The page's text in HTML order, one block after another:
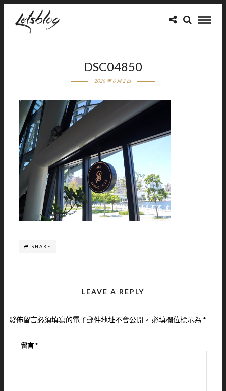
DSC04850
2026 年 6 月 2 日
SHARE
LEAVE A REPLY
發佈留言必須填寫的電子郵件地址不會公開。 必填欄位標示為 *
留言*